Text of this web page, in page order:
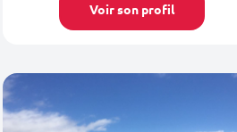
Voir son profil